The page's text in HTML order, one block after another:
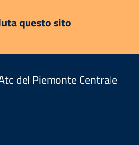
questo sito
del Piemonte Centrale